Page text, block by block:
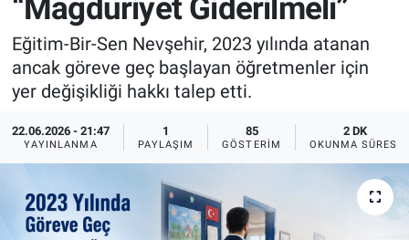
“Mağduriyet Giderilmeli”
Eğitim-Bir-Sen Nevşehir, 2023 yılında atanan
ancak göreve geç başlayan öğretmenler için
yer değişikliği hakkı talep etti.
22.06.2026 - 21:47
YAYINLANMA
1
PAYLAŞIM
85
GÖSTERIM
2 DK
OKUNMA SÜRESI
Sağlık
Yerel
Genel
İlan - Duyuru- Mesaj
Türkiye Gündemi
Sizden Gelenler
Sağlık
İlan - Duyuru- Mesaj
Türkiye Gündemi
Sizden Gelenler